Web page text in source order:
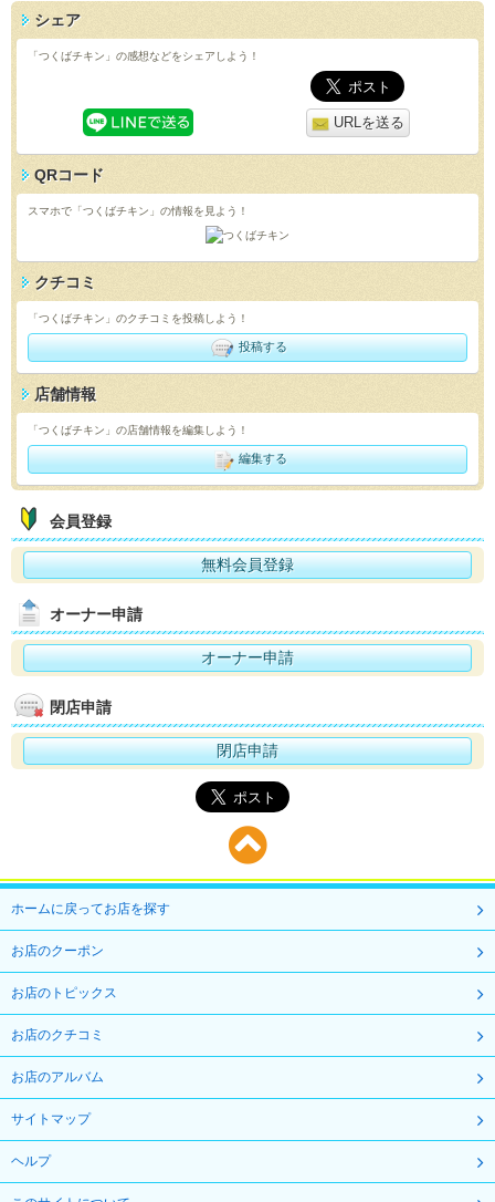
シェア
「つくばチキン」の感想などをシェアしよう！
URLを送る
QRコード
スマホで「つくばチキン」の情報を見よう！
クチコミ
「つくばチキン」のクチコミを投稿しよう！
投稿する
店舗情報
「つくばチキン」の店舗情報を編集しよう！
編集する
会員登録
無料会員登録
オーナー申請
オーナー申請
閉店申請
閉店申請
ホームに戻ってお店を探す
お店のクーポン
お店のトピックス
お店のクチコミ
お店のアルバム
サイトマップ
ヘルプ